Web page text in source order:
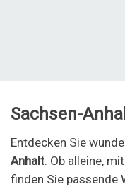
Sachsen-
Entdecken Sie
Anhalt. Ob alleine,
finden Sie passende